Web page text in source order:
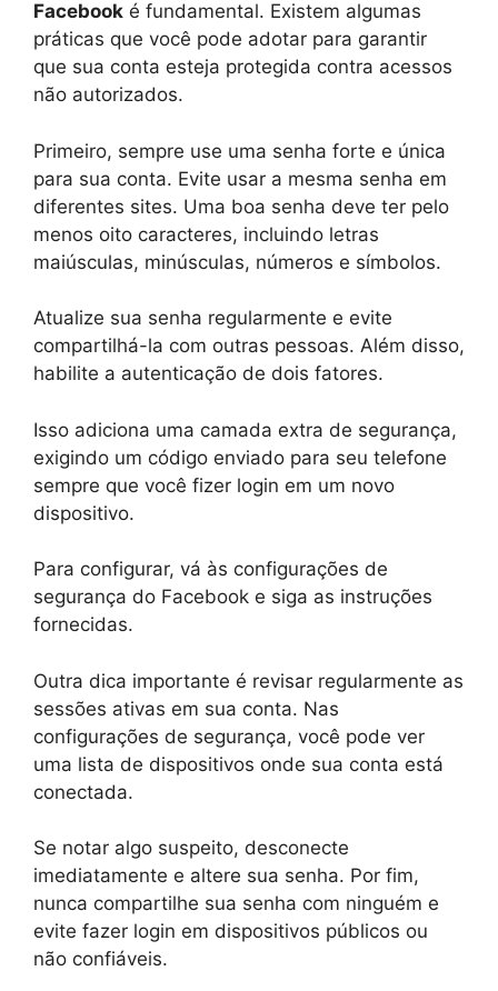
Facebook é fundamental. Existem algumas
práticas que você pode adotar para garantir
que sua conta esteja protegida contra acessos
não autorizados.
Primeiro, sempre use uma senha forte e única
para sua conta. Evite usar a mesma senha em
diferentes sites. Uma boa senha deve ter pelo
menos oito caracteres, incluindo letras
maiúsculas, minúsculas, números e símbolos.
Atualize sua senha regularmente e evite
compartilhá-la com outras pessoas. Além disso,
habilite a autenticação de dois fatores.
Isso adiciona uma camada extra de segurança,
exigindo um código enviado para seu telefone
sempre que você fizer login em um novo
dispositivo.
Para configurar, vá às configurações de
segurança do Facebook e siga as instruções
fornecidas.
Outra dica importante é revisar regularmente as
sessões ativas em sua conta. Nas
configurações de segurança, você pode ver
uma lista de dispositivos onde sua conta está
conectada.
Se notar algo suspeito, desconecte
imediatamente e altere sua senha. Por fim,
nunca compartilhe sua senha com ninguém e
evite fazer login em dispositivos públicos ou
não confiáveis.